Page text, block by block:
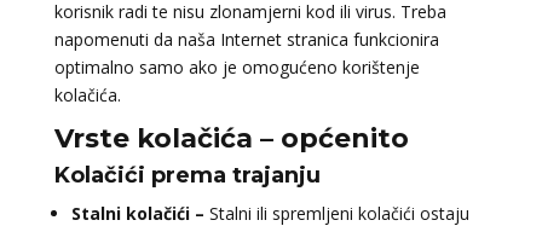
korisnik radi te nisu zlonamjerni kod ili virus. Treba
napomenuti da naša Internet stranica funkcionira
optimalno samo ako je omogućeno korištenje
kolačića.
Vrste kolačića – općenito
Kolačići prema trajanju
Stalni kolačići – Stalni ili spremljeni kolačići ostaju